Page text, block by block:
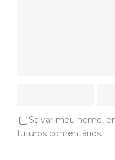
Salvar meu nome,
futuros comentários.